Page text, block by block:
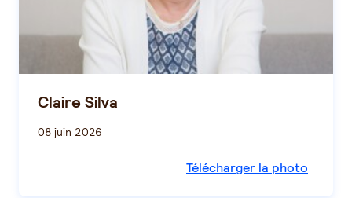
Claire Silva
08 juin 2026
Télécharger la photo